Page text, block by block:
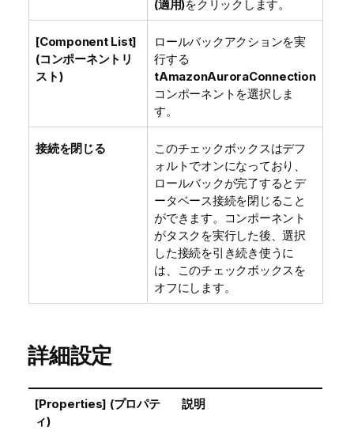
(適用)をクリックします。
[Component List]
(コンポーネントリ
スト)
ロールバックアクションを実
行する
tAmazonAuroraConnection
コンポーネントを選択しま
す。
接続を閉じる
このチェックボックスはデフ
ォルトでオンになっており、
ロールバックが完了するとデ
ータベース接続を閉じること
ができます。コンポーネント
がタスクを実行した後、選択
した接続を引き続き使うに
は、このチェックボックスを
オフにします。
詳細設定
[Properties] (プロパテ
ィ)
説明